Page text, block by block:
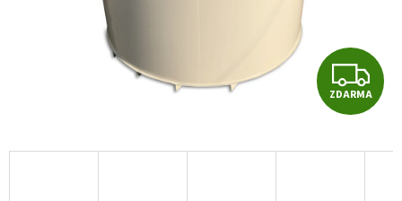
Z
D
A
ZDARMA